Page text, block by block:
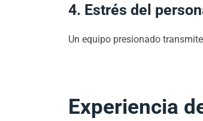
4. Estrés del
Un equipo presionado
Experiencia